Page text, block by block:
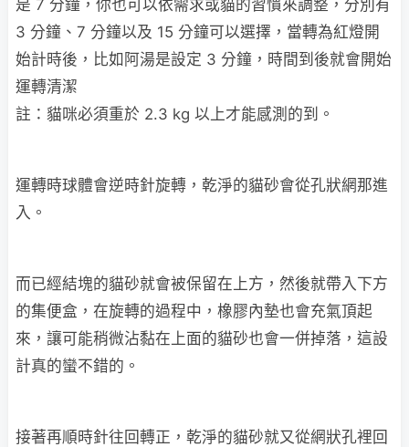
是 7 分鐘，你也可以依需求或貓的習慣來調整，分別有
3 分鐘、7 分鐘以及 15 分鐘可以選擇，當轉為紅燈開
始計時後，比如阿湯是設定 3 分鐘，時間到後就會開始
運轉清潔
註：貓咪必須重於 2.3 kg 以上才能感測的到。
運轉時球體會逆時針旋轉，乾淨的貓砂會從孔狀網那進
入。
而已經結塊的貓砂就會被保留在上方，然後就帶入下方
的集便盒，在旋轉的過程中，橡膠內墊也會充氣頂起
來，讓可能稍微沾黏在上面的貓砂也會一併掉落，這設
計真的蠻不錯的。
接著再順時針往回轉正，乾淨的貓砂就又從網狀孔裡回